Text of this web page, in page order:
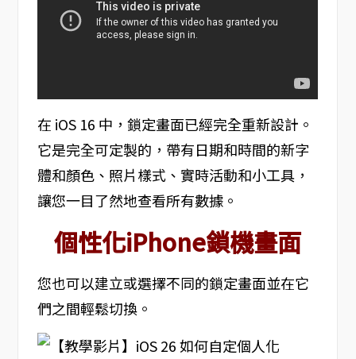
在 iOS 16 中，鎖定畫面已經完全重新設計。
它是完全可定製的，帶有日期和時間的新字
體和顏色、照片樣式、實時活動和小工具，
讓您一目了然地查看所有數據。
個性化iPhone鎖機畫面
您也可以建立或選擇不同的鎖定畫面並在它
們之間輕鬆切換。